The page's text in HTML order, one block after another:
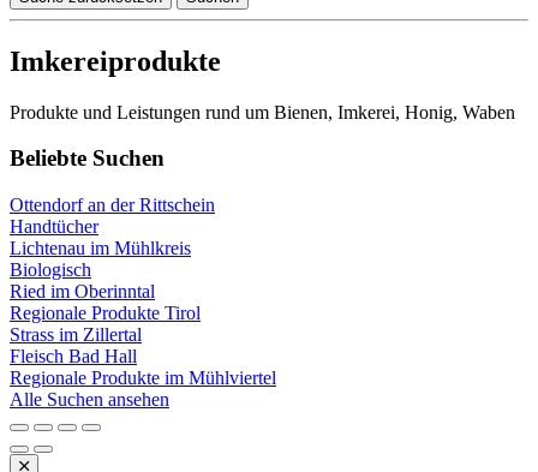
Imkereiprodukte
Produkte und Leistungen rund um Bienen, Imkerei, Honig, Waben
Beliebte Suchen
Ottendorf an der Rittschein
Handtücher
Lichtenau im Mühlkreis
Biologisch
Ried im Oberinntal
Regionale Produkte Tirol
Strass im Zillertal
Fleisch Bad Hall
Regionale Produkte im Mühlviertel
Alle Suchen ansehen